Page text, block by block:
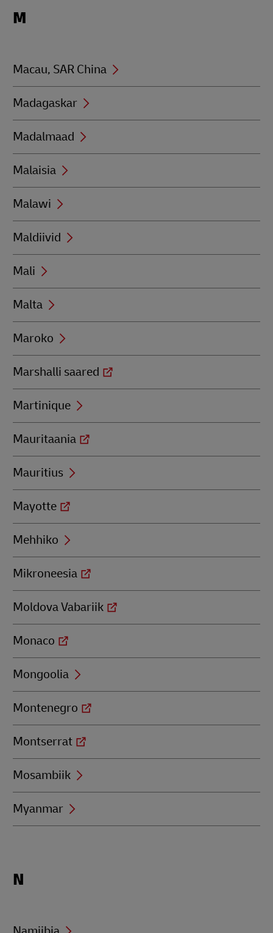
beginning
M
Macau, SAR China
Madagaskar
Madalmaad
Malaisia
Malawi
Maldiivid
Mali
Malta
Maroko
Marshalli saared
Martinique
Mauritaania
Mauritius
Mayotte
Mehhiko
Mikroneesia
Moldova Vabariik
Monaco
Mongoolia
Montenegro
Montserrat
Mosambiik
Myanmar
beginning
N